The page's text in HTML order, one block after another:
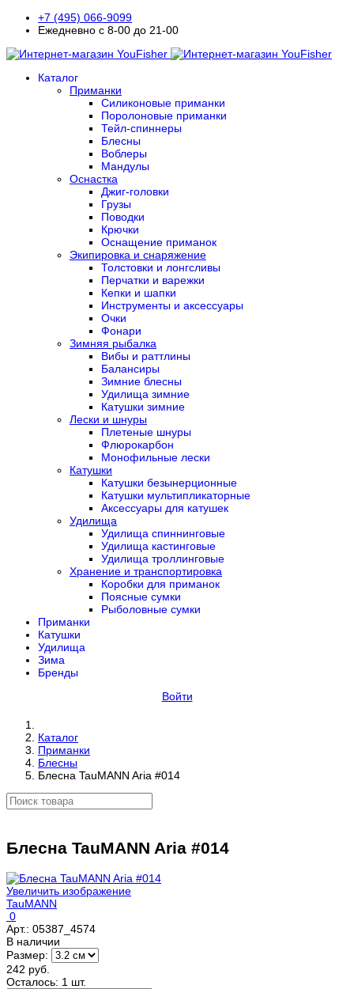
+7 (495) 066-9099
Ежедневно с 8-00 до 21-00
Каталог
Приманки
Силиконовые приманки
Поролоновые приманки
Тейл-спиннеры
Блесны
Воблеры
Мандулы
Оснастка
Джиг-головки
Грузы
Поводки
Крючки
Оснащение приманок
Экипировка и снаряжение
Толстовки и лонгсливы
Перчатки и варежки
Кепки и шапки
Инструменты и аксессуары
Очки
Фонари
Зимняя рыбалка
Вибы и раттлины
Балансиры
Зимние блесны
Удилища зимние
Катушки зимние
Лески и шнуры
Плетеные шнуры
Флюрокарбон
Монофильные лески
Катушки
Катушки безынерционные
Катушки мультипликаторные
Аксессуары для катушек
Удилища
Удилища спиннинговые
Удилища кастинговые
Удилища троллинговые
Хранение и транспортировка
Коробки для приманок
Поясные сумки
Рыболовные сумки
Приманки
Катушки
Удилища
Зима
Бренды
Войти
Каталог
Приманки
Блесны
Блесна TauMANN Aria #014
Блесна TauMANN Aria #014
Увеличить изображение
TauMANN
0
Арт.: 05387_4574
В наличии
Размер:
242 руб.
Осталось: 1 шт.